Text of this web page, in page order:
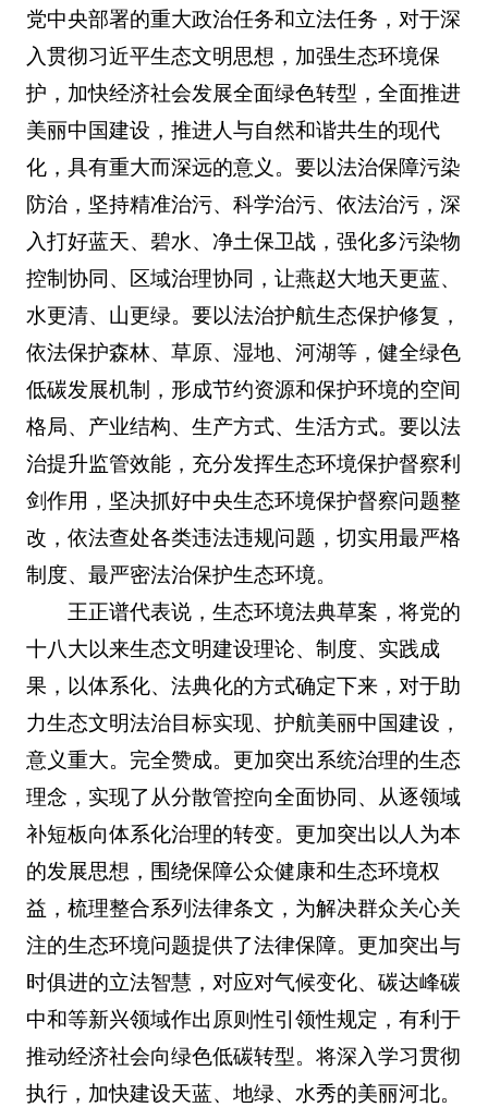
党中央部署的重大政治任务和立法任务，对于深
入贯彻习近平生态文明思想，加强生态环境保
护，加快经济社会发展全面绿色转型，全面推进
美丽中国建设，推进人与自然和谐共生的现代
化，具有重大而深远的意义。要以法治保障污染
防治，坚持精准治污、科学治污、依法治污，深
入打好蓝天、碧水、净土保卫战，强化多污染物
控制协同、区域治理协同，让燕赵大地天更蓝、
水更清、山更绿。要以法治护航生态保护修复，
依法保护森林、草原、湿地、河湖等，健全绿色
低碳发展机制，形成节约资源和保护环境的空间
格局、产业结构、生产方式、生活方式。要以法
治提升监管效能，充分发挥生态环境保护督察利
剑作用，坚决抓好中央生态环境保护督察问题整
改，依法查处各类违法违规问题，切实用最严格
制度、最严密法治保护生态环境。
王正谱代表说，生态环境法典草案，将党的
十八大以来生态文明建设理论、制度、实践成
果，以体系化、法典化的方式确定下来，对于助
力生态文明法治目标实现、护航美丽中国建设，
意义重大。完全赞成。更加突出系统治理的生态
理念，实现了从分散管控向全面协同、从逐领域
补短板向体系化治理的转变。更加突出以人为本
的发展思想，围绕保障公众健康和生态环境权
益，梳理整合系列法律条文，为解决群众关心关
注的生态环境问题提供了法律保障。更加突出与
时俱进的立法智慧，对应对气候变化、碳达峰碳
中和等新兴领域作出原则性引领性规定，有利于
推动经济社会向绿色低碳转型。将深入学习贯彻
执行，加快建设天蓝、地绿、水秀的美丽河北。